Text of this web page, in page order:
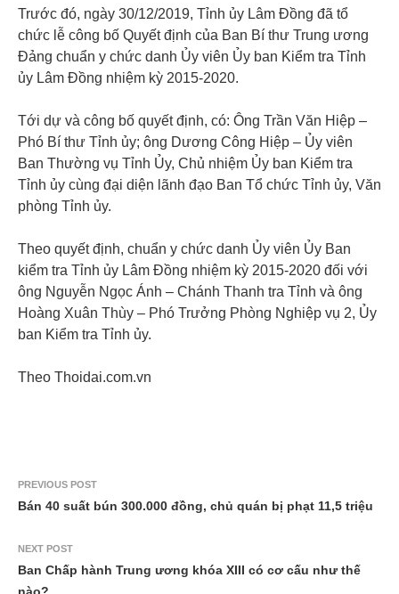
Trước đó, ngày 30/12/2019, Tỉnh ủy Lâm Đồng đã tổ
chức lễ công bố Quyết định của Ban Bí thư Trung ương
Đảng chuẩn y chức danh Ủy viên Ủy ban Kiểm tra Tỉnh
ủy Lâm Đồng nhiệm kỳ 2015-2020.
Tới dự và công bố quyết định, có: Ông Trần Văn Hiệp –
Phó Bí thư Tỉnh ủy; ông Dương Công Hiệp – Ủy viên
Ban Thường vụ Tỉnh Ủy, Chủ nhiệm Ủy ban Kiểm tra
Tỉnh ủy cùng đại diện lãnh đạo Ban Tổ chức Tỉnh ủy, Văn
phòng Tỉnh ủy.
Theo quyết định, chuẩn y chức danh Ủy viên Ủy Ban
kiểm tra Tỉnh ủy Lâm Đồng nhiệm kỳ 2015-2020 đối với
ông Nguyễn Ngọc Ánh – Chánh Thanh tra Tỉnh và ông
Hoàng Xuân Thùy – Phó Trưởng Phòng Nghiệp vụ 2, Ủy
ban Kiểm tra Tỉnh ủy.
Theo Thoidai.com.vn
PREVIOUS POST
Bán 40 suất bún 300.000 đồng, chủ quán bị phạt 11,5 triệu
NEXT POST
Ban Chấp hành Trung ương khóa XIII có cơ cấu như thế
nào?